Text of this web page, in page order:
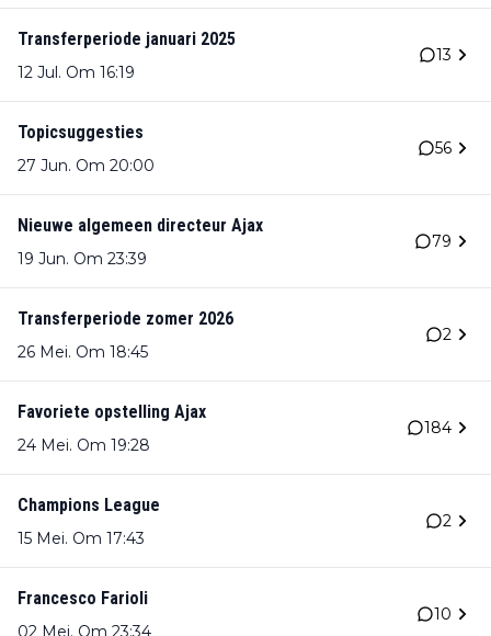
Transferperiode januari 2025
12 Jul. Om 16:19
13
Topicsuggesties
27 Jun. Om 20:00
56
Nieuwe algemeen directeur Ajax
19 Jun. Om 23:39
79
Transferperiode zomer 2026
26 Mei. Om 18:45
2
Favoriete opstelling Ajax
24 Mei. Om 19:28
184
Champions League
15 Mei. Om 17:43
2
Francesco Farioli
02 Mei. Om 23:34
10